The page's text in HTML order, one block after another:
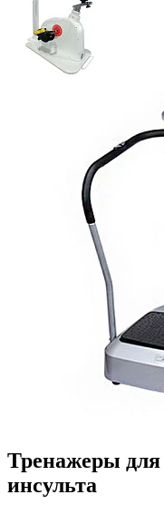
Тренажеры для
инсульта